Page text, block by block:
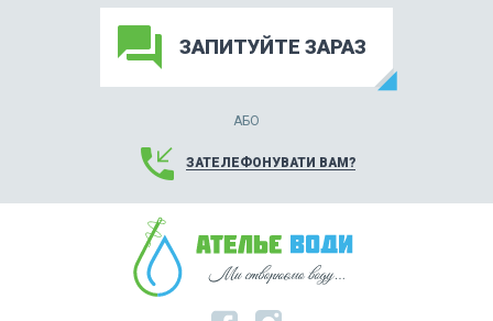
forum ЗАПИТУЙТЕ ЗАРАЗ
АБО
phone_callback ЗАТЕЛЕФОНУВАТИ ВАМ?